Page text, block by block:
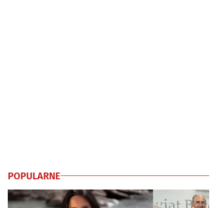
POPULARNE